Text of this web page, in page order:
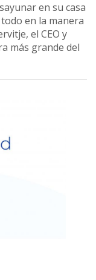
en su casa
en la manera
el CEO y
más grande del